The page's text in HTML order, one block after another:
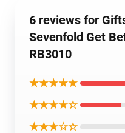
6 reviews for
Sevenfold Get
RB3010
★★★★★
★★★★☆
★★★☆☆